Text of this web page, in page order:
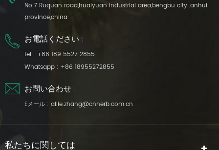
No.7 Ruquan road,huaiyuan industrial area,bengbu city ,anhui
province,china
お電話ください :
tel : +86 189 5527 2855
Whatsapp : +86 18955272855
お問い合わせ :
Eメール : allie.zhang@cnherb.com.cn
私たちに関しては